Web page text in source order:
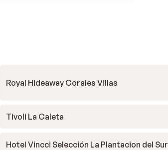
Royal Hideaway Corales Villas
Tivoli La Caleta
Hotel Vincci Selección La Plantacion del Sur